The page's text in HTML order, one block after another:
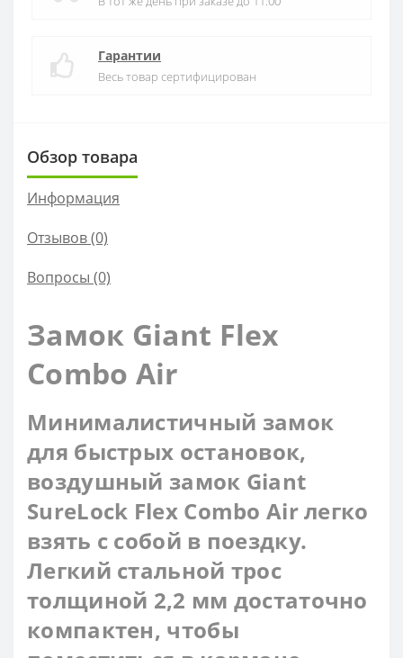
Гарантии
Весь товар сертифицирован
Обзор товара
Информация
Отзывов (0)
Вопросы (0)
Замок Giant Flex
Combo Air
Минималистичный замок
для быстрых остановок,
воздушный замок Giant
SureLock Flex Combo Air легко
взять с собой в поездку.
Легкий стальной трос
толщиной 2,2 мм достаточно
компактен, чтобы